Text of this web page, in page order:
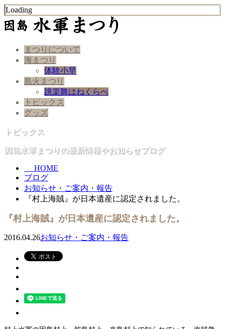
Loading
まつりについて
海まつり
体験小早
島火まつり
跳楽舞はねくらべ
トピックス
グッズ
トピックス
因島水軍まつりの最新情報やお知らせブログ
HOME
ブログ
お知らせ・ご案内・報告
『村上海賊』が日本遺産に認定されました。
『村上海賊』が日本遺産に認定されました。
2016.04.26お知らせ・ご案内・報告